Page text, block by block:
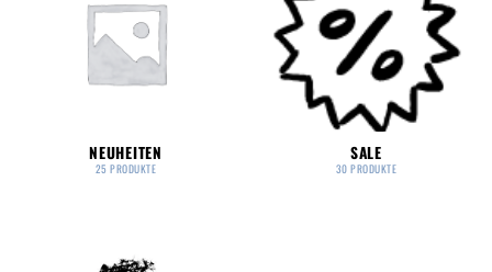
NEUHEITEN
25 PRODUKTE
SALE
30 PRODUKTE